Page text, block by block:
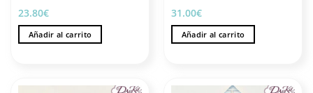
23.80€
Añadir al carrito
31.00€
Añadir al carrito